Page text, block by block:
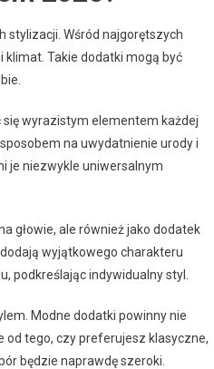
stylizacji. Wśród najgorętszych
klimat. Takie dodatki mogą być
wyrazistym elementem każdej
na uwydatnienie urody i
je niezwykle uniwersalnym
głowie, ale również jako dodatek
wyjątkowego charakteru
podkreślając indywidualny styl.
Modne dodatki powinny nie
od tego, czy preferujesz klasyczne,
będzie naprawdę szeroki.